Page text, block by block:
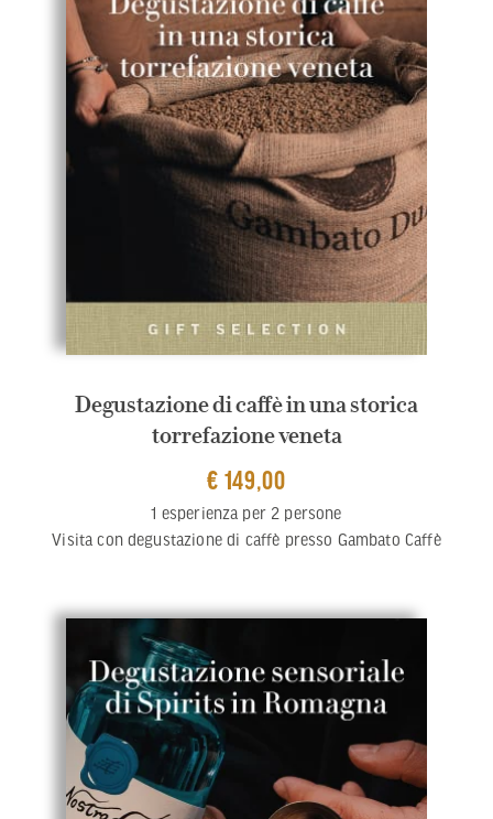
Degustazione di caffè in una storica
torrefazione veneta
€ 149,00
1 esperienza per 2 persone
Visita con degustazione di caffè presso Gambato Caffè